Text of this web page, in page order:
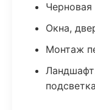
Черновая
Окна,
Монтаж
подсветка